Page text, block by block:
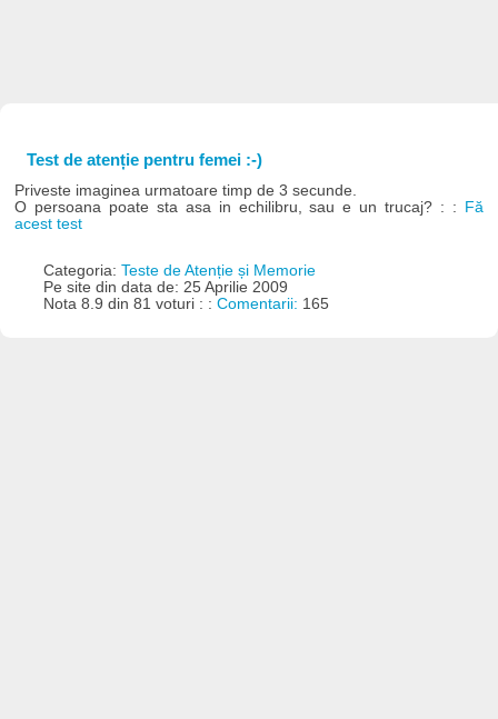
Test de atenție pentru femei :-)
Priveste imaginea urmatoare timp de 3 secunde.
O persoana poate sta asa in echilibru, sau e un trucaj? : :
Fă
acest test
Categoria: Teste de Atenție și Memorie
Pe site din data de: 25 Aprilie 2009
Nota 8.9 din 81 voturi : : Comentarii: 165